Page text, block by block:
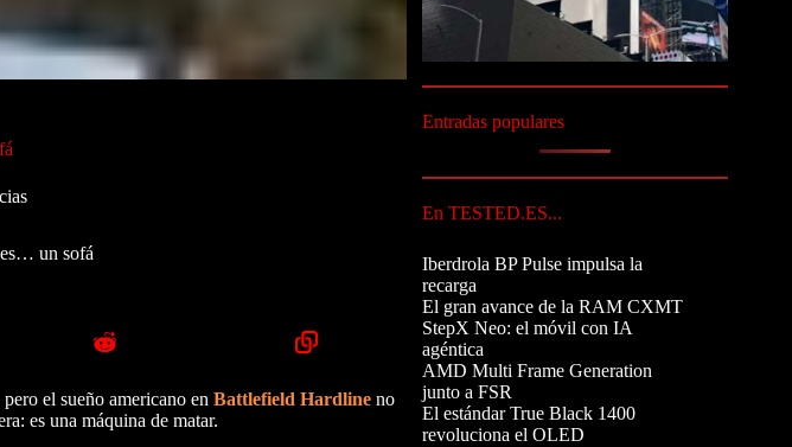
un sofá
el sueño americano en Battlefield Hardline no
es una máquina de matar.
Entradas populares
En TESTED.ES...
Iberdrola BP Pulse impulsa la
recarga
El gran avance de la RAM CXMT
StepX Neo: el móvil con IA
agéntica
AMD Multi Frame Generation
junto a FSR
El estándar True Black 1400
revoluciona el OLED